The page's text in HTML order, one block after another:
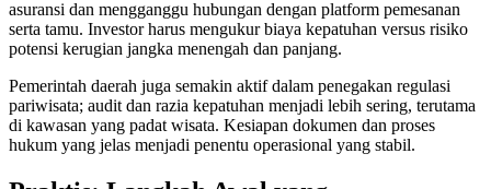
Tabanan Regency Showing Signs Of Becoming
The Village That Graduated: What Bali’s
The Bali Reckoning: What the Market Is Really
asuransi dan mengganggu hubungan dengan platform pemesanan
serta tamu. Investor harus mengukur biaya kepatuhan versus risiko
potensi kerugian jangka menengah dan panjang.
Pemerintah daerah juga semakin aktif dalam penegakan regulasi
pariwisata; audit dan razia kepatuhan menjadi lebih sering, terutama
di kawasan yang padat wisata. Kesiapan dokumen dan proses
hukum yang jelas menjadi penentu operasional yang stabil.